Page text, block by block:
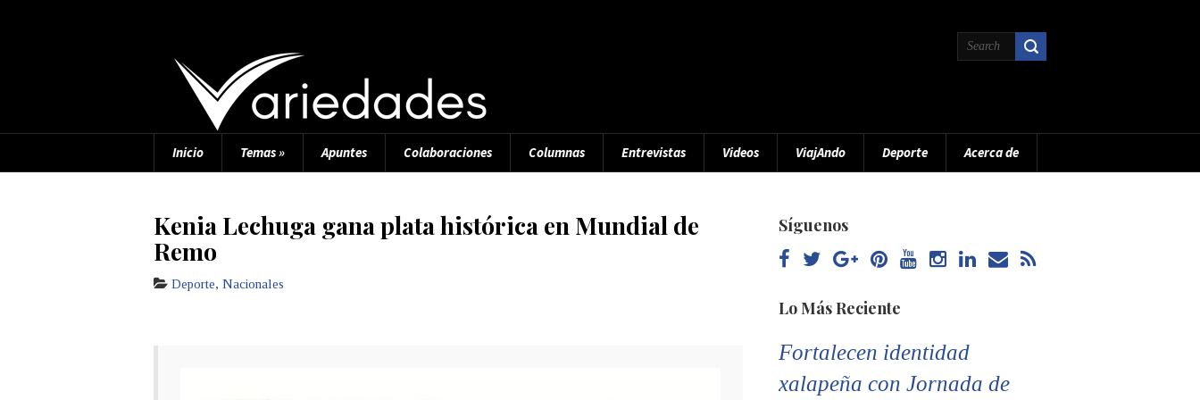
Inicio Temas» Apuntes Colaboraciones Columnas Entrevistas Videos ViajAndo Deporte Acerca de
Kenia Lechuga gana plata histórica en Mundial de
Remo
Deporte, Nacionales
Síguenos
Lo Más Reciente
Fortalecen identidad
xalapeña con Jornada de